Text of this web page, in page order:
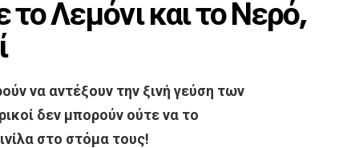
το Λεμόνι και το Νερό,
να αντέξουν την ξινή γεύση των
δεν μπορούν ούτε να το
στο στόμα τους!